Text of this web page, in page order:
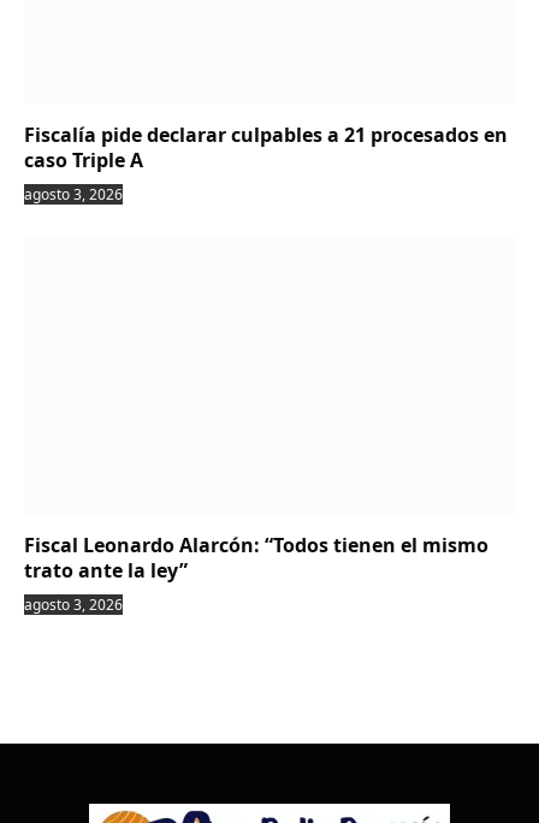
Fiscalía pide declarar culpables a 21 procesados en
caso Triple A
agosto 3, 2026
Fiscal Leonardo Alarcón: “Todos tienen el mismo
trato ante la ley”
agosto 3, 2026